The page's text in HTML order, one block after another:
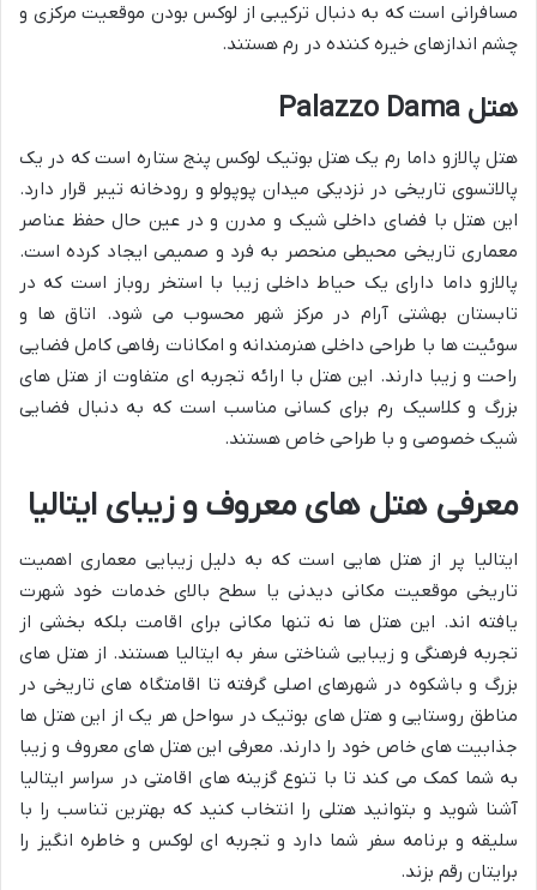
مسافرانی است که به دنبال ترکیبی از لوکس بودن موقعیت مرکزی و
چشم اندازهای خیره کننده در رم هستند.
هتل Palazzo Dama
هتل پالازو داما رم یک هتل بوتیک لوکس پنج ستاره است که در یک
پالاتسوی تاریخی در نزدیکی میدان پوپولو و رودخانه تیبر قرار دارد.
این هتل با فضای داخلی شیک و مدرن و در عین حال حفظ عناصر
معماری تاریخی محیطی منحصر به فرد و صمیمی ایجاد کرده است.
پالازو داما دارای یک حیاط داخلی زیبا با استخر روباز است که در
تابستان بهشتی آرام در مرکز شهر محسوب می شود. اتاق ها و
سوئیت ها با طراحی داخلی هنرمندانه و امکانات رفاهی کامل فضایی
راحت و زیبا دارند. این هتل با ارائه تجربه ای متفاوت از هتل های
بزرگ و کلاسیک رم برای کسانی مناسب است که به دنبال فضایی
شیک خصوصی و با طراحی خاص هستند.
معرفی هتل های معروف و زیبای ایتالیا
ایتالیا پر از هتل هایی است که به دلیل زیبایی معماری اهمیت
تاریخی موقعیت مکانی دیدنی یا سطح بالای خدمات خود شهرت
یافته اند. این هتل ها نه تنها مکانی برای اقامت بلکه بخشی از
تجربه فرهنگی و زیبایی شناختی سفر به ایتالیا هستند. از هتل های
بزرگ و باشکوه در شهرهای اصلی گرفته تا اقامتگاه های تاریخی در
مناطق روستایی و هتل های بوتیک در سواحل هر یک از این هتل ها
جذابیت های خاص خود را دارند. معرفی این هتل های معروف و زیبا
به شما کمک می کند تا با تنوع گزینه های اقامتی در سراسر ایتالیا
آشنا شوید و بتوانید هتلی را انتخاب کنید که بهترین تناسب را با
سلیقه و برنامه سفر شما دارد و تجربه ای لوکس و خاطره انگیز را
برایتان رقم بزند.